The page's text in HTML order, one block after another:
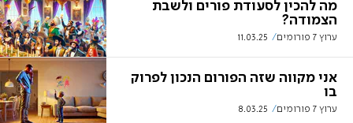
מה להכין לסעודת פורים ולשבת
הצמודה?
ערוץ 7 פורומים 11.03.25
אני מקווה שזה הפורום הנכון לפרוק
בו
ערוץ 7 פורומים 8.03.25